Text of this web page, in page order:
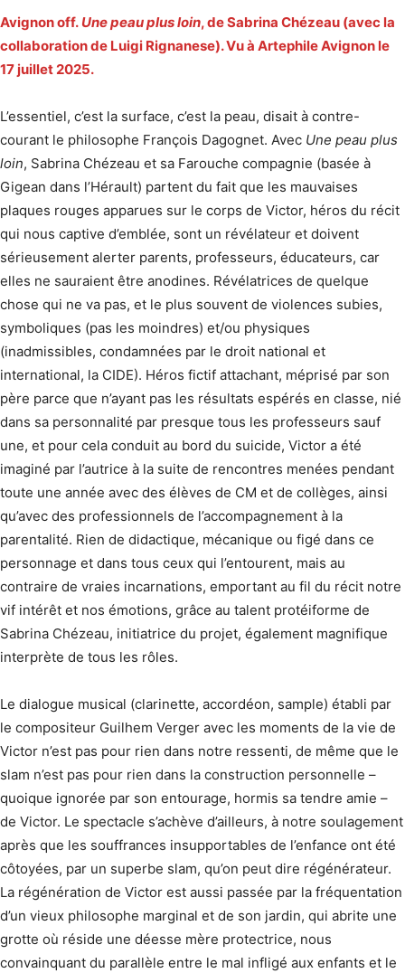
Avignon off. Une peau plus loin, de Sabrina Chézeau (avec la
collaboration de Luigi Rignanese). Vu à Artephile Avignon le
17 juillet 2025.
L’essentiel, c’est la surface, c’est la peau, disait à contre-
courant le philosophe François Dagognet. Avec Une peau plus
loin, Sabrina Chézeau et sa Farouche compagnie (basée à
Gigean dans l’Hérault) partent du fait que les mauvaises
plaques rouges apparues sur le corps de Victor, héros du récit
qui nous captive d’emblée, sont un révélateur et doivent
sérieusement alerter parents, professeurs, éducateurs, car
elles ne sauraient être anodines. Révélatrices de quelque
chose qui ne va pas, et le plus souvent de violences subies,
symboliques (pas les moindres) et/ou physiques
(inadmissibles, condamnées par le droit national et
international, la CIDE). Héros fictif attachant, méprisé par son
père parce que n’ayant pas les résultats espérés en classe, nié
dans sa personnalité par presque tous les professeurs sauf
une, et pour cela conduit au bord du suicide, Victor a été
imaginé par l’autrice à la suite de rencontres menées pendant
toute une année avec des élèves de CM et de collèges, ainsi
qu’avec des professionnels de l’accompagnement à la
parentalité. Rien de didactique, mécanique ou figé dans ce
personnage et dans tous ceux qui l’entourent, mais au
contraire de vraies incarnations, emportant au fil du récit notre
vif intérêt et nos émotions, grâce au talent protéiforme de
Sabrina Chézeau, initiatrice du projet, également magnifique
interprète de tous les rôles.
Le dialogue musical (clarinette, accordéon, sample) établi par
le compositeur Guilhem Verger avec les moments de la vie de
Victor n’est pas pour rien dans notre ressenti, de même que le
slam n’est pas pour rien dans la construction personnelle –
quoique ignorée par son entourage, hormis sa tendre amie –
de Victor. Le spectacle s’achève d’ailleurs, à notre soulagement
après que les souffrances insupportables de l’enfance ont été
côtoyées, par un superbe slam, qu’on peut dire régénérateur.
La régénération de Victor est aussi passée par la fréquentation
d’un vieux philosophe marginal et de son jardin, qui abrite une
grotte où réside une déesse mère protectrice, nous
convainquant du parallèle entre le mal infligé aux enfants et le